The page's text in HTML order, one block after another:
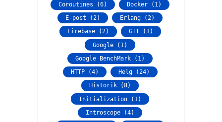
Coroutines (6)
Docker (1)
E-post (2)
Erlang (2)
Firebase (2)
GIT (1)
Google (1)
Google BenchMark (1)
HTTP (4)
Helg (24)
Historik (8)
Initialization (1)
Introscope (4)